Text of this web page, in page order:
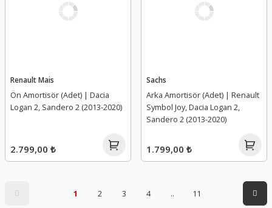
Renault Mais
Ön Amortisör (Adet) | Dacia
Logan 2, Sandero 2 (2013-2020)
2.799,00 ₺
Sachs
Arka Amortisör (Adet) | Renault
Symbol Joy, Dacia Logan 2,
Sandero 2 (2013-2020)
1.799,00 ₺
1 2 3 4 .. 11